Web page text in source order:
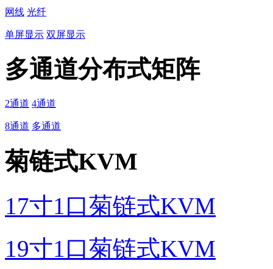
网线 光纤
单屏显示 双屏显示
多通道分布式矩阵
2通道 4通道
8通道 多通道
菊链式KVM
17寸1口菊链式KVM
19寸1口菊链式KVM